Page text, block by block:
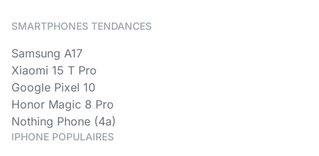
SMARTPHONES TENDANCES
Samsung A17
Xiaomi 15 T Pro
Google Pixel 10
Honor Magic 8 Pro
Nothing Phone (4a)
IPHONE POPULAIRES